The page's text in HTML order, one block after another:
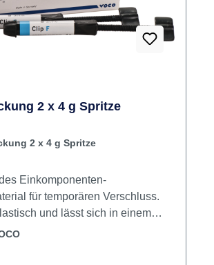
2 x 4 g Spritze
2 x 4 g Spritze
Einkomponenten-
für temporären Verschluss.
und lässt sich in einem
Mit Fluorid. Inhalt